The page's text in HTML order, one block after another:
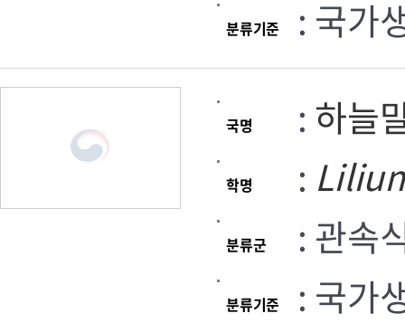
분류기준 : 국가
국명 : 하늘
학명 :
분류군 : 관속
분류기준 : 국가